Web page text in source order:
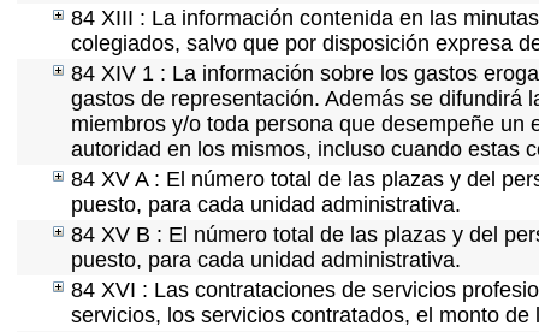
84 XIII : La información contenida en las
colegiados, salvo que por disposición expresa
84 XIV 1 : La información sobre los gastos
gastos de representación. Además se difundirá
miembros y/o toda persona que desempeñe
autoridad en los mismos, incluso cuando estas
84 XV A : El número total de las plazas y del
puesto, para cada unidad administrativa.
84 XV B : El número total de las plazas y del
puesto, para cada unidad administrativa.
84 XVI : Las contrataciones de servicios
servicios, los servicios contratados, el monto